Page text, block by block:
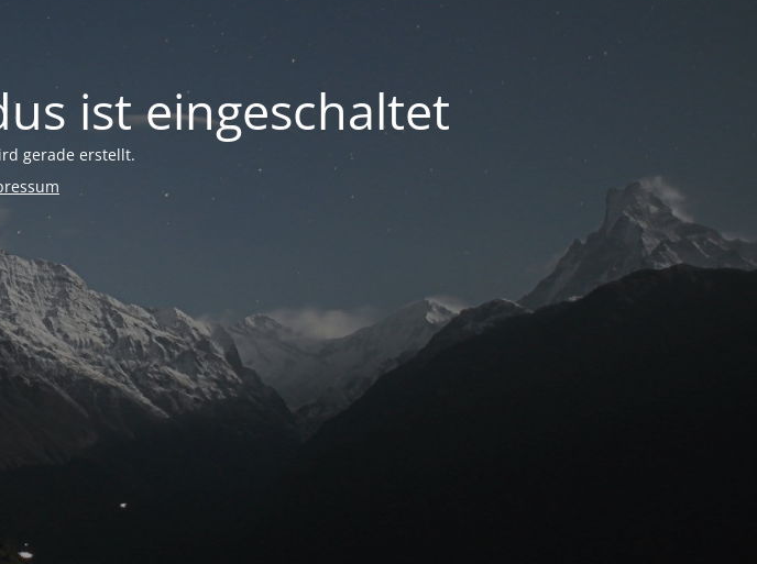
ist eingeschaltet
gerade erstellt.